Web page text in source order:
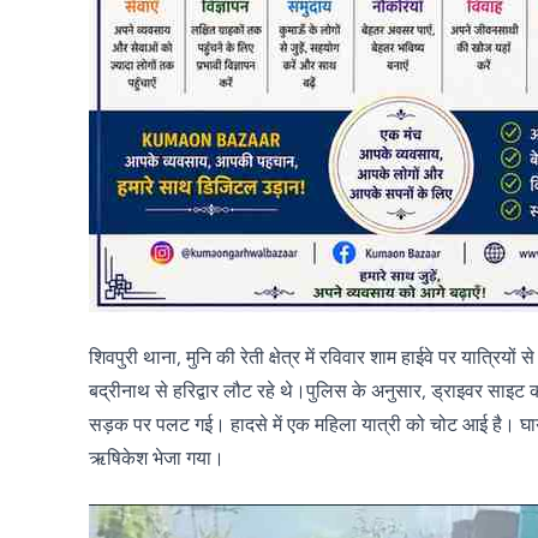
शिवपुरी थाना, मुनि की रेती क्षेत्र में रविवार शाम हाईवे पर
बद्रीनाथ से हरिद्वार लौट रहे थे।पुलिस के अनुसार, ड्राइवर
सड़क पर पलट गई। हादसे में एक महिला यात्री को चोट आई है।
ऋषिकेश भेजा गया।